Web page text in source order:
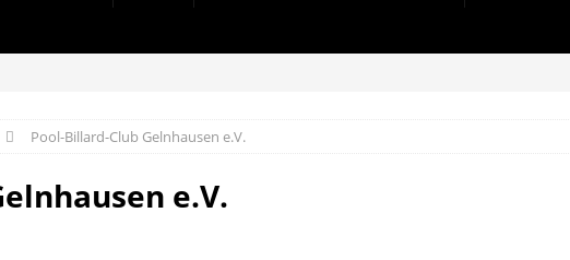
Pool-Billard-Club Gelnhausen e.V.
e.V.